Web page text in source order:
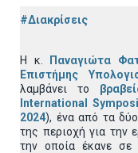
#Διακρίσεις
Η κ. Παναγιώτα
Επιστήμης
λαμβάνει το
International
2024), ένα από τα
της περιοχή για την
την οποία έκανε σε